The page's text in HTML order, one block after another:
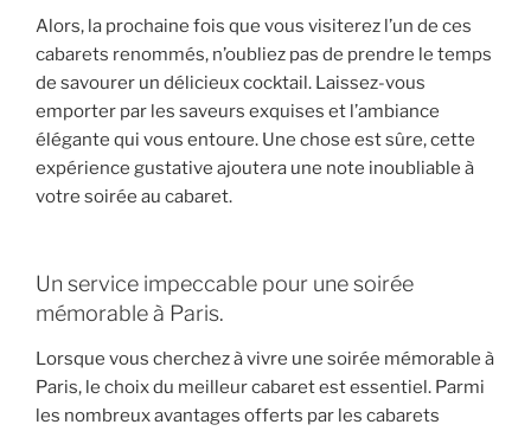
Alors, la prochaine fois que vous visiterez l’un de ces
cabarets renommés, n’oubliez pas de prendre le temps
de savourer un délicieux cocktail. Laissez-vous
emporter par les saveurs exquises et l’ambiance
élégante qui vous entoure. Une chose est sûre, cette
expérience gustative ajoutera une note inoubliable à
votre soirée au cabaret.
Un service impeccable pour une soirée
mémorable à Paris.
Lorsque vous cherchez à vivre une soirée mémorable à
Paris, le choix du meilleur cabaret est essentiel. Parmi
les nombreux avantages offerts par les cabarets